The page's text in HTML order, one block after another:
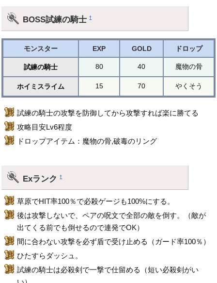
BOSS試練の騎士†
モンスター EXP GOLD ドロップ
試練の騎士 80 40 魔物の骨
ホイミスライム 15 70 やくそう
試練の騎士の攻撃を防御してから攻撃すれば楽に勝てる
攻略目安Lv6程度
ドロップアイテム：魔物の骨,破毒のリング
Exランク†
草原でHIT率100％で必殺ゲージも100%にする。
後は攻撃しないで、ペアの呪文で全部の敵を倒す。（敵が
出てくる前でも倒せるので連発でOK）
間に合わない攻撃を必ず盾で受け止める（ガード率100％）
ひたすらダッシュ。
試練の騎士は必殺剣で一撃で仕留める（短い必殺剣がい